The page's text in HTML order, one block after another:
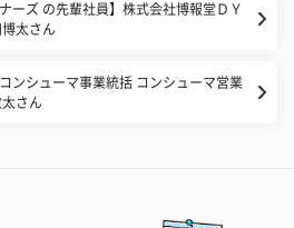
ーズ の先輩社員】株式会社博報堂ＤＹ
太さん
ンシューマ事業統括 コンシューマ営業
さん